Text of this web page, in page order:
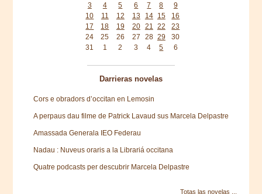
3
4 5 6 7 8
9
10
11 12 13 14 15
16
17
18 19 20 21 22
23
24
25 26 27 28 29
30
31
1 2 3 4 5 6
Darrieras novelas
Cors e obradors d’occitan en Lemosin
A perpaus dau filme de Patrick Lavaud sus Marcela Delpastre
Amassada Generala IEO Federau
Nadau : Nuveus oraris a la Librariá occitana
Quatre podcasts per descubrir Marcela Delpastre
Totas las novelas ...